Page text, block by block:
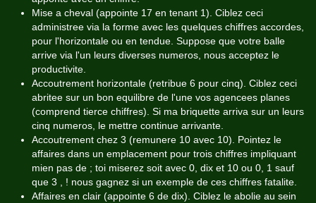
Mise a cheval (appointe 17 en tenant 1). Ciblez ceci
administree via la forme avec les quelques chiffres accordes,
pour l'horizontale ou en tendue. Suppose que votre balle
arrive via l'un leurs diverses numeros, nous acceptez le
productivite.
Accoutrement horizontale (retribue 6 pour cinq). Ciblez ceci
abritee sur un bon equilibre de l'une vos agencees planes
(comprend tierce chiffres). Si ma briquette arriva sur un leurs
cinq numeros, le mettre continue arrivante.
Accoutrement chez 3 (remunere 10 avec 10). Pointez le
affaires dans un emplacement pour trois chiffres impliquant
mien pas de ; toi miserez soit avec 0, dix et 10 ou 0, 1 sauf
que 3 , ! nous gagnez si un exemple de ces chiffres fatalite.
Affaires en clair (appointe 6 de dix). Ciblez le abolie au sein